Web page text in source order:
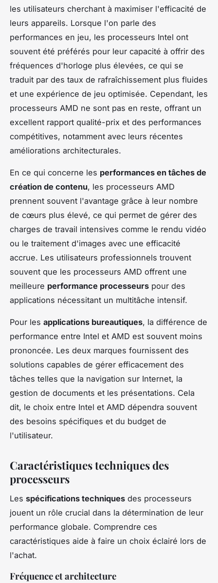
les utilisateurs cherchant à maximiser l'efficacité de
leurs appareils. Lorsque l'on parle des
performances en jeu, les processeurs Intel ont
souvent été préférés pour leur capacité à offrir des
fréquences d'horloge plus élevées, ce qui se
traduit par des taux de rafraîchissement plus fluides
et une expérience de jeu optimisée. Cependant, les
processeurs AMD ne sont pas en reste, offrant un
excellent rapport qualité-prix et des performances
compétitives, notamment avec leurs récentes
améliorations architecturales.
En ce qui concerne les performances en tâches de
création de contenu, les processeurs AMD
prennent souvent l'avantage grâce à leur nombre
de cœurs plus élevé, ce qui permet de gérer des
charges de travail intensives comme le rendu vidéo
ou le traitement d'images avec une efficacité
accrue. Les utilisateurs professionnels trouvent
souvent que les processeurs AMD offrent une
meilleure performance processeurs pour des
applications nécessitant un multitâche intensif.
Pour les applications bureautiques, la différence de
performance entre Intel et AMD est souvent moins
prononcée. Les deux marques fournissent des
solutions capables de gérer efficacement des
tâches telles que la navigation sur Internet, la
gestion de documents et les présentations. Cela
dit, le choix entre Intel et AMD dépendra souvent
des besoins spécifiques et du budget de
l'utilisateur.
Caractéristiques techniques des
processeurs
Les spécifications techniques des processeurs
jouent un rôle crucial dans la détermination de leur
performance globale. Comprendre ces
caractéristiques aide à faire un choix éclairé lors de
l'achat.
Fréquence et architecture